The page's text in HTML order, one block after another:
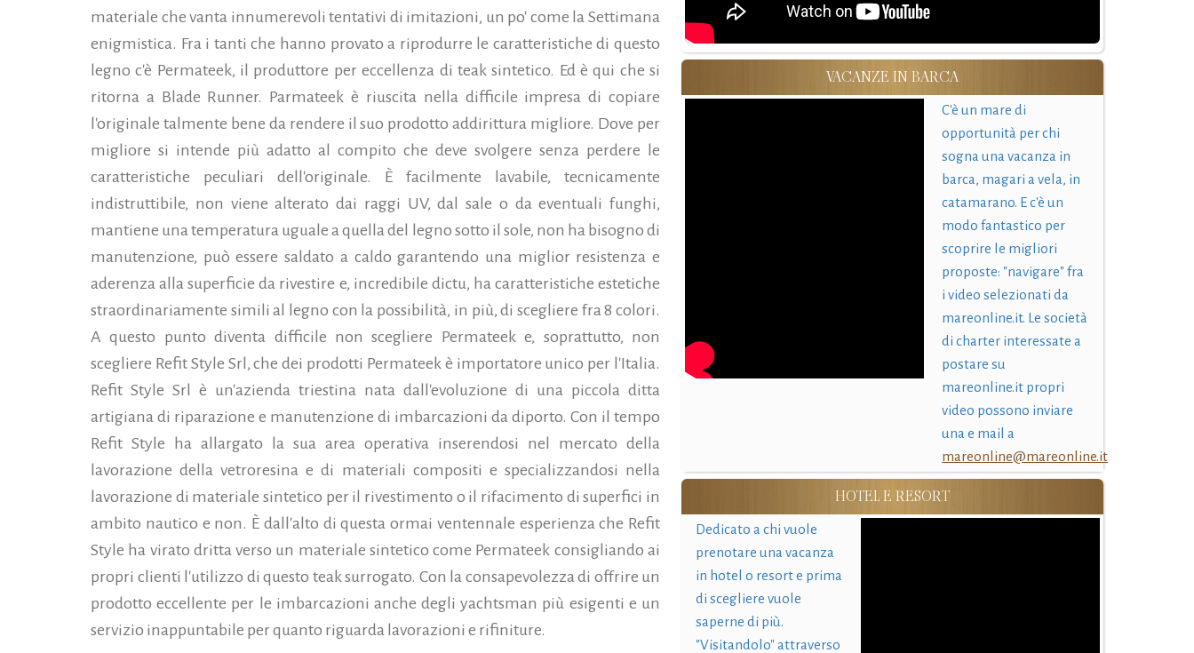
materiale che vanta innumerevoli tentativi di imitazioni, un po' come la Settimana
enigmistica. Fra i tanti che hanno provato a riprodurre le caratteristiche di questo
legno c'è Permateek, il produttore per eccellenza di teak sintetico. Ed è qui che si
ritorna a Blade Runner. Parmateek è riuscita nella difficile impresa di copiare
l'originale talmente bene da rendere il suo prodotto addirittura migliore. Dove per
migliore si intende più adatto al compito che deve svolgere senza perdere le
caratteristiche peculiari dell'originale. È facilmente lavabile, tecnicamente
indistruttibile, non viene alterato dai raggi UV, dal sale o da eventuali funghi,
mantiene una temperatura uguale a quella del legno sotto il sole, non ha bisogno di
manutenzione, può essere saldato a caldo garantendo una miglior resistenza e
aderenza alla superficie da rivestire e, incredibile dictu, ha caratteristiche estetiche
straordinariamente simili al legno con la possibilità, in più, di scegliere fra 8 colori.
A questo punto diventa difficile non scegliere Permateek e, soprattutto, non
scegliere Refit Style Srl, che dei prodotti Permateek è importatore unico per l'Italia.
Refit Style Srl è un'azienda triestina nata dall'evoluzione di una piccola ditta
artigiana di riparazione e manutenzione di imbarcazioni da diporto. Con il tempo
Refit Style ha allargato la sua area operativa inserendosi nel mercato della
lavorazione della vetroresina e di materiali compositi e specializzandosi nella
lavorazione di materiale sintetico per il rivestimento o il rifacimento di superfici in
ambito nautico e non. È dall'alto di questa ormai ventennale esperienza che Refit
Style ha virato dritta verso un materiale sintetico come Permateek consigliando ai
propri clienti l'utilizzo di questo teak surrogato. Con la consapevolezza di offrire un
prodotto eccellente per le imbarcazioni anche degli yachtsman più esigenti e un
servizio inappuntabile per quanto riguarda lavorazioni e rifiniture.
VACANZE IN BARCA
C'è un mare di
opportunità per chi
sogna una vacanza in
barca, magari a vela, in
catamarano. E c'è un
modo fantastico per
scoprire le migliori
proposte: "navigare" fra
i video selezionati da
mareonline.it. Le società
di charter interessate a
postare su
mareonline.it propri
video possono inviare
una e mail a
mareonline@mareonline.it
HOTEL E RESORT
Dedicato a chi vuole
prenotare una vacanza
in hotel o resort e prima
di scegliere vuole
saperne di più.
"Visitandolo" attraverso